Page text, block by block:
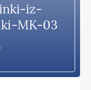
iz-
MK-03